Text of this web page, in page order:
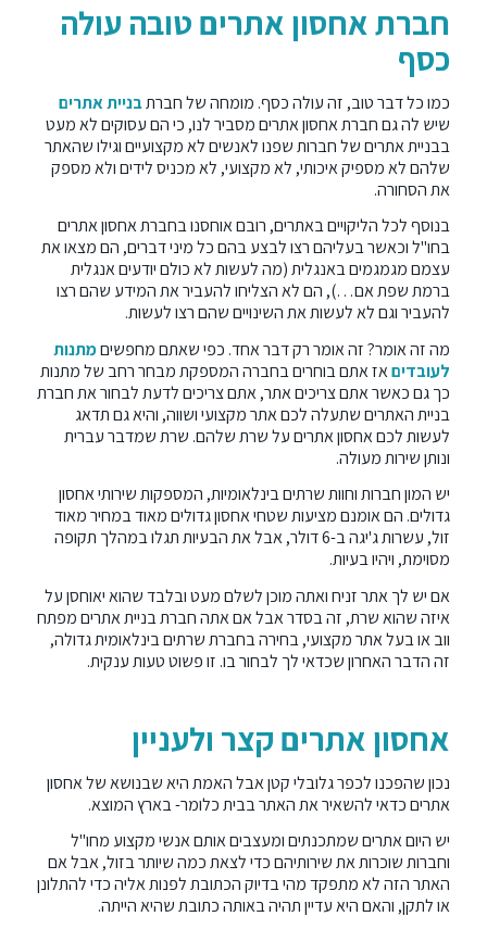
חברת אחסון אתרים טובה עולה
כסף
כמו כל דבר טוב, זה עולה כסף. מומחה של חברתבניית אתרים
שיש לה גם חברת אחסון אתרים מסביר לנו, כי הם עסוקים לא מעט
בבניית אתרים של חברות שפנו לאנשים לא מקצועיים וגילו שהאתר
שלהם לא מספיק איכותי, לא מקצועי, לא מכניס לידים ולא מספק
את הסחורה.
בנוסף לכל הליקויים באתרים, רובם אוחסנו בחברת אחסון אתרים
בחו"ל וכאשר בעליהם רצו לבצע בהם כל מיני דברים, הם מצאו את
עצמם מגמגמים באנגלית (מה לעשות לא כולם יודעים אנגלית
ברמת שפת אם…), הם לא הצליחו להעביר את המידע שהם רצו
להעביר וגם לא לעשות את השינויים שהם רצו לעשות.
מה זה אומר? זה אומר רק דבר אחד. כפי שאתם מחפשיםמתנות
לעובדיםאז אתם בוחרים בחברה המספקת מבחר רחב של מתנות
כך גם כאשר אתם צריכים אתר, אתם צריכים לדעת לבחור את חברת
בניית האתרים שתעלה לכם אתר מקצועי ושווה, והיא גם תדאג
לעשות לכם אחסון אתרים על שרת שלהם. שרת שמדבר עברית
ונותן שירות מעולה.
יש המון חברות וחוות שרתים בינלאומיות, המספקות שירותי אחסון
גדולים. הם אומנם מציעות שטחי אחסון גדולים מאוד במחיר מאוד
זול, עשרות ג'יגה ב-6 דולר, אבל את הבעיות תגלו במהלך תקופה
מסוימת, ויהיו בעיות.
אם יש לך אתר זניח ואתה מוכן לשלם מעט ובלבד שהוא יאוחסן על
איזה שהוא שרת, זה בסדר אבל אם אתה חברת בניית אתרים מפתח
ווב או בעל אתר מקצועי, בחירה בחברת שרתים בינלאומית גדולה,
זה הדבר האחרון שכדאי לך לבחור בו. זו פשוט טעות ענקית.
אחסון אתרים קצר ולעניין
נכון שהפכנו לכפר גלובלי קטן אבל האמת היא שבנושא של אחסון
אתרים כדאי להשאיר את האתר בבית כלומר- בארץ המוצא.
יש היום אתרים שמתכנתים ומעצבים אותם אנשי מקצוע מחו"ל
וחברות שוכרות את שירותיהם כדי לצאת כמה שיותר בזול, אבל אם
האתר הזה לא מתפקד מהי בדיוק הכתובת לפנות אליה כדי להתלונן
או לתקן, והאם היא עדיין תהיה באותה כתובת שהיא הייתה.